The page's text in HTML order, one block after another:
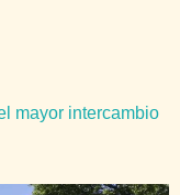
mayor intercambio